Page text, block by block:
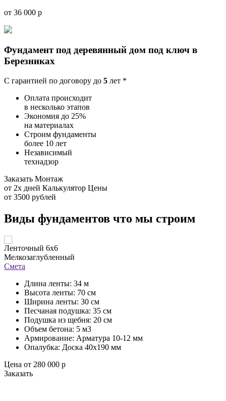
от 36 000 р
Фундамент под деревянный дом под ключ в
Березниках
С гарантией по договору до 5 лет *
Оплата происходит
в несколько этапов
Экономия до 25%
на материалах
Строим фундаменты
более 10 лет
Независимый
технадзор
Заказать Монтаж
от 2х дней Калькулятор Цены
от 3500 рублей
Виды фундаментов что мы строим
Ленточный 6x6
Мелкозаглубленный
Смета
Длина ленты: 34 м
Высота ленты: 70 см
Ширина ленты: 30 см
Песчаная подушка: 35 см
Подушка из щебня: 20 см
Объем бетона: 5 м3
Армирование: Арматура 10-12 мм
Опалубка: Доска 40х190 мм
Цена от 280 000 р
Заказать